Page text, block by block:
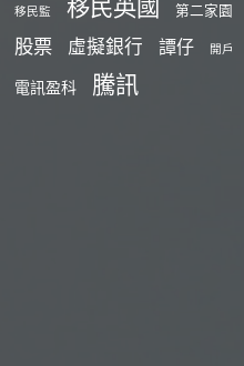
移民監 第二家園
股票 虛擬銀行 譚仔 開戶
電訊盈科 騰訊